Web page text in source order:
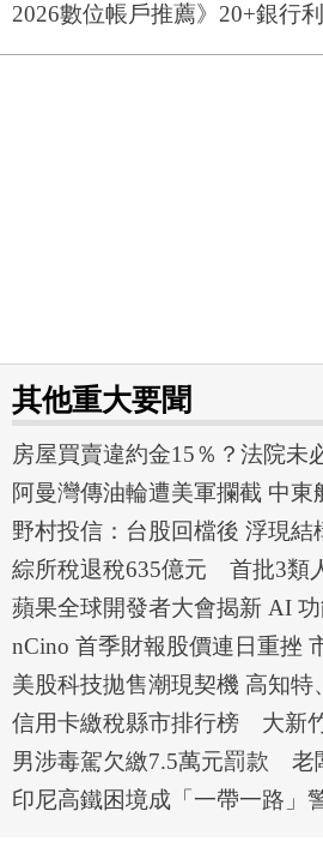
2026數位帳戶推薦》20+銀行
其他重大要聞
房屋買賣違約金15％？法院未
阿曼灣傳油輪遭美軍攔截 中東
野村投信：台股回檔後 浮現結
綜所稅退稅635億元 首批3類
蘋果全球開發者大會揭新 AI
nCino 首季財報股價連日重挫
美股科技拋售潮現契機 高知特
信用卡繳稅縣市排行榜 大新
男涉毒駕欠繳7.5萬元罰款 老
印尼高鐵困境成「一帶一路」